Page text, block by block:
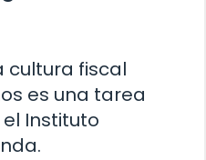
cultura fiscal
es una tarea
Instituto